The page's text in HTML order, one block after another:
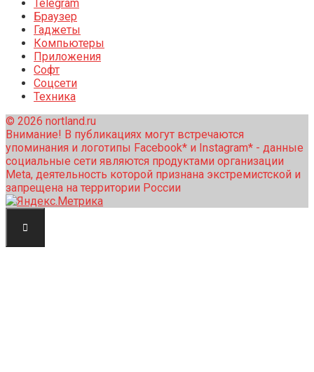
Telegram
Браузер
Гаджеты
Компьютеры
Приложения
Софт
Соцсети
Техника
© 2026 nortland.ru
Внимание! В публикациях могут встречаются
упоминания и логотипы Facebook* и Instagram* - данные
социальные сети являются продуктами организации
Meta, деятельность которой признана экстремистской и
запрещена на территории России